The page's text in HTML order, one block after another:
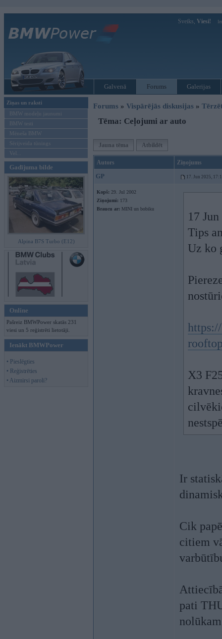
Sveiks, Viesi!
Galvenā Forums Galerijas
Ziņas un raksti
BMW modeļu jaunumi
BMW testi
Mēneša BMW
Sērijveida tūnings
Vel...
Gadījuma bilde
Alpina B7S Turbo (E12)
Online
Pašreiz BMWPower skatās 231
viesi un 5 reģistrēti lietotāji.
Ienākt BMWPower
• Pieslēgties
• Reģistrēties
• Aizmirsi paroli?
Forums » Vispārējās diskusijas »
Tēma: Ceļojumi ar auto
Jauna tēma Atbildēt
Autors Ziņojums
GP 17. Jun 2025,
Kopš: 29. Jul 2002
Ziņojumi: 173
Braucu ar: MINI un bobiku
17
Tips
Uz ko
X3
Ir
Cik
citiem
pati